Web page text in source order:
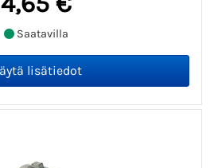
Saatavilla